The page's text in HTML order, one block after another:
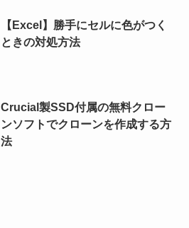
【Excel】勝手にセルに色がつく
ときの対処方法
Crucial製SSD付属の無料クロー
ンソフトでクローンを作成する方
法